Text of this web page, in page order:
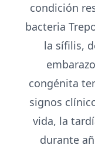
condición
bacteria
la sífilis,
congénita
signos
vida, la
durante